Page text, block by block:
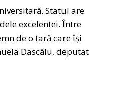
Statul are
excelenței. Între
de o țară care își
Dascălu, deputat